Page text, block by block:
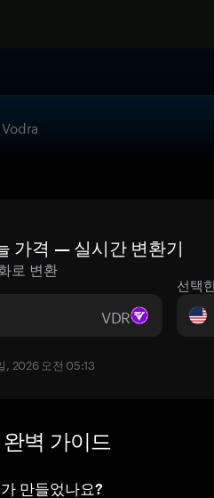
Vodra
가격 — 실시간 변환기
로 변환
VDR
선택
, 2026 오전 05:13
벽 가이드
만들었나요?